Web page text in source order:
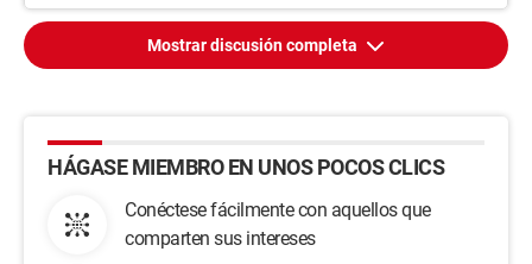
Mostrar discusión completa
HÁGASE MIEMBRO EN UNOS POCOS CLICS
Conéctese fácilmente con aquellos que
comparten sus intereses